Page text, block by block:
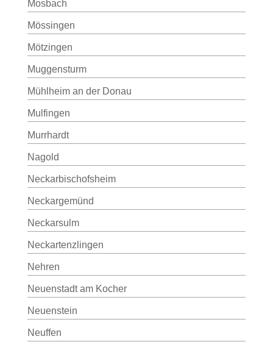
Mosbach
Mössingen
Mötzingen
Muggensturm
Mühlheim an der Donau
Mulfingen
Murrhardt
Nagold
Neckarbischofsheim
Neckargemünd
Neckarsulm
Neckartenzlingen
Nehren
Neuenstadt am Kocher
Neuenstein
Neuffen